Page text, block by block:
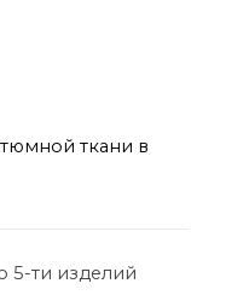
ткани в
5-ти изделий